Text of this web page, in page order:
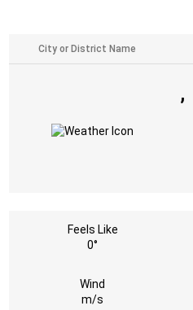
,
Feels Like
0°
Wind
m/s